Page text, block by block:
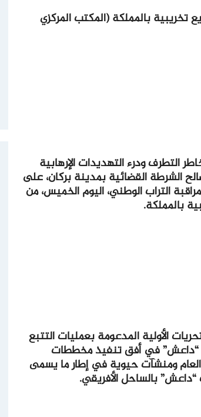
بالمملكة (المكتب المركزي
التطرف ودرء التهديدات الإرهابية
الشرطة القضائية بمدينة بركان، على
التراب الوطني، اليوم الخميس، من
بالمملكة.
الأولية المدعومة بعمليات التتبع
لـ “داعش” في أفق تنفيذ مخططات
ومنشآت حيوية في إطار ما يسمى
“داعش” بالساحل الأفريقي.